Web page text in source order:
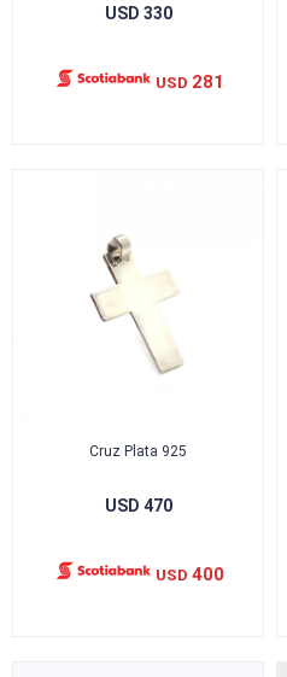
USD 330
USD 281
Cruz Plata 925
USD 470
USD 400